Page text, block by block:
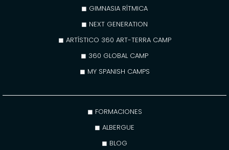
◼ GIMNASIA RÍTMICA
◼ NEXT GENERATION
◼ ARTÍSTICO 360 ART-TERRA CAMP
◼ 360 GLOBAL CAMP
◼ MY SPANISH CAMPS
◼ FORMACIONES
◼ ALBERGUE
◼ BLOG